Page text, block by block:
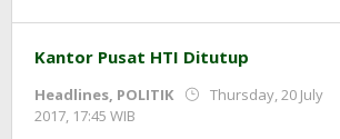
Kantor Pusat HTI Ditutup
Headlines, POLITIK
Thursday, 20 July
2017, 17:45 WIB